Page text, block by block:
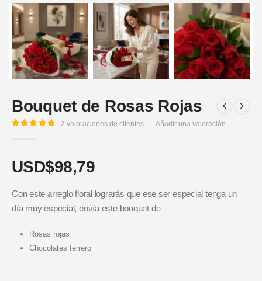
Bouquet de Rosas Rojas
2 valoraciones de clientes Añadir una valoración
USD$98,79
Con este arreglo floral lograrás que ese ser especial tenga un
día muy especial, envía este bouquet de
Rosas rojas
Chocolates ferrero